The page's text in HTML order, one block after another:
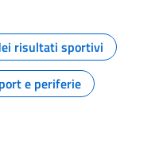
risultati sportivi
e periferie